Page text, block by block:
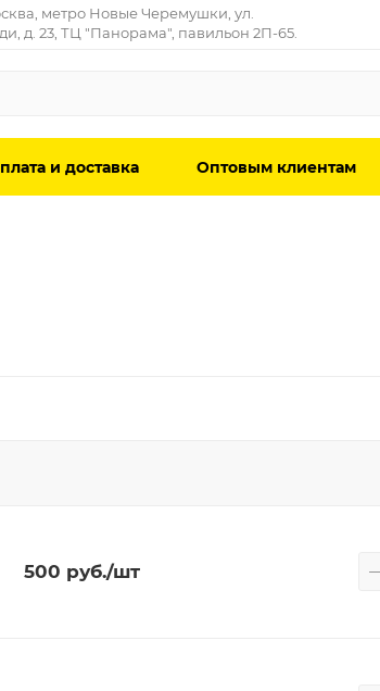
метро Новые Черемушки, ул.
д. 23, ТЦ "Панорама", павильон 2П-65.
и доставка Оптовым клиентам
500 руб./шт